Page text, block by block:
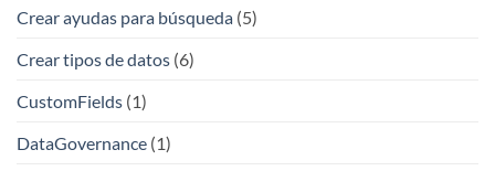
Crear ayudas para búsqueda (5)
Crear tipos de datos (6)
CustomFields (1)
DataGovernance (1)